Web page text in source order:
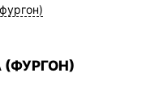
(ФУРГОН)